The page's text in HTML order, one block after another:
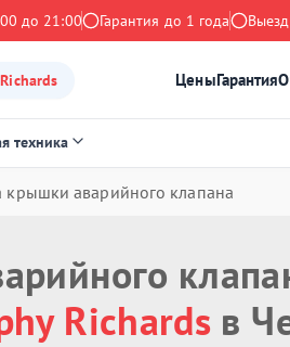
до 21:00 Гарантия до 1 года
ЦеныГарантия
техника
крышки аварийного клапана
Richards в